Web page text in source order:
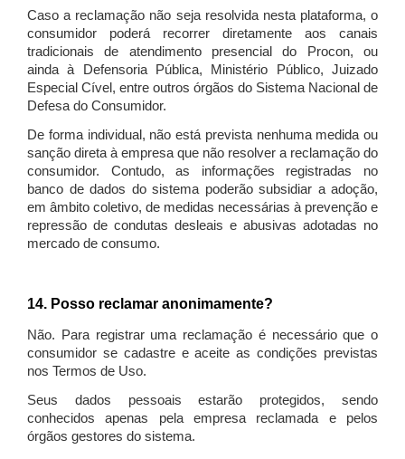
Caso a reclamação não seja resolvida nesta plataforma, o
consumidor poderá recorrer diretamente aos canais
tradicionais de atendimento presencial do Procon, ou
ainda à Defensoria Pública, Ministério Público, Juizado
Especial Cível, entre outros órgãos do Sistema Nacional de
Defesa do Consumidor.
De forma individual, não está prevista nenhuma medida ou
sanção direta à empresa que não resolver a reclamação do
consumidor. Contudo, as informações registradas no
banco de dados do sistema poderão subsidiar a adoção,
em âmbito coletivo, de medidas necessárias à prevenção e
repressão de condutas desleais e abusivas adotadas no
mercado de consumo.
14. Posso reclamar anonimamente?
Não. Para registrar uma reclamação é necessário que o
consumidor se cadastre e aceite as condições previstas
nos Termos de Uso.
Seus dados pessoais estarão protegidos, sendo
conhecidos apenas pela empresa reclamada e pelos
órgãos gestores do sistema.